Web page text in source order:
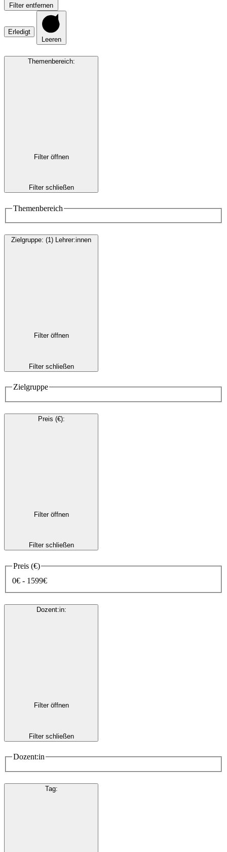
Filter entfernen
Erledigt
Leeren
Themenbereich:
Filter öffnen
Filter schließen
Themenbereich
Zielgruppe: (1) Lehrer:innen
Filter öffnen
Filter schließen
Zielgruppe
Preis (€):
Filter öffnen
Filter schließen
Preis (€)
0€ - 1599€
Dozent:in:
Filter öffnen
Filter schließen
Dozent:in
Tag: